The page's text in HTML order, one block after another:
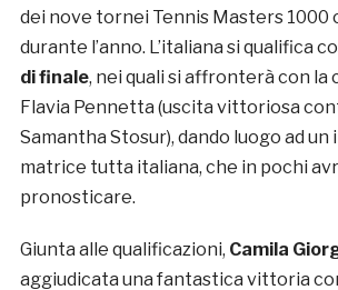
dei nove tornei Tennis Masters 1000
durante l’anno. L’italiana si qualifica
di finale, nei quali si affronterà con la
Flavia Pennetta (uscita vittoriosa
Samantha Stosur), dando luogo ad
matrice tutta italiana, che in pochi
pronosticare.
Giunta alle qualificazioni, Camila
aggiudicata una fantastica vittoria